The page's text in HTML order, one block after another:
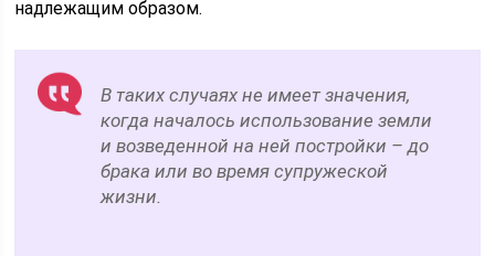
надлежащим образом.
В таких случаях не имеет значения,
когда началось использование земли
и возведенной на ней постройки – до
брака или во время супружеской
жизни.